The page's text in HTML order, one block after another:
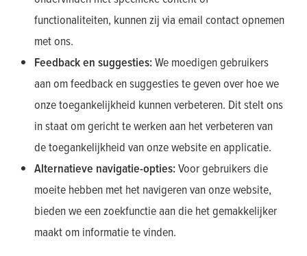
functionaliteiten, kunnen zij via email contact opnemen
met ons.
Feedback en suggesties:We moedigen gebruikers
aan om feedback en suggesties te geven over hoe we
onze toegankelijkheid kunnen verbeteren. Dit stelt ons
in staat om gericht te werken aan het verbeteren van
de toegankelijkheid van onze website en applicatie.
Alternatieve navigatie-opties:Voor gebruikers die
moeite hebben met het navigeren van onze website,
bieden we een zoekfunctie aan die het gemakkelijker
maakt om informatie te vinden.